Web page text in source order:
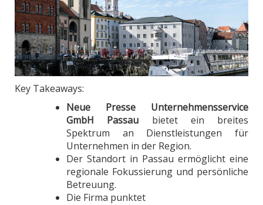
Key Takeaways:
Neue Presse Unternehmensservice
GmbH Passau bietet ein breites
Spektrum an Dienstleistungen für
Unternehmen in der Region.
Der Standort in Passau ermöglicht eine
regionale Fokussierung und persönliche
Betreuung.
Die Firma punktet